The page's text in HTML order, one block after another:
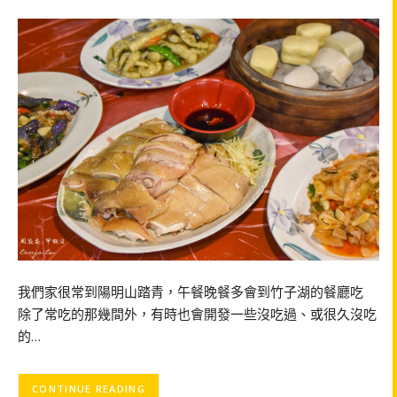
我們家很常到陽明山踏青，午餐晚餐多會到竹子湖的餐廳吃
除了常吃的那幾間外，有時也會開發一些沒吃過、或很久沒吃
的…
CONTINUE READING